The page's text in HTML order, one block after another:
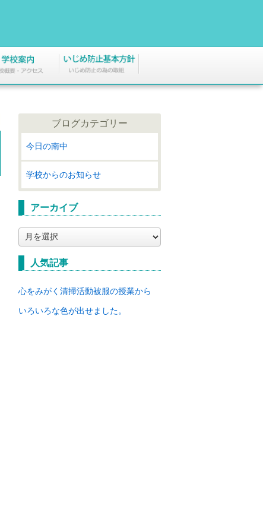
ブログカテゴリー
今日の南中
学校からのお知らせ
アーカイブ
ー
カ
イ
人気記事
心をみがく清掃活動被服の授業から
いろいろな色が出せました。